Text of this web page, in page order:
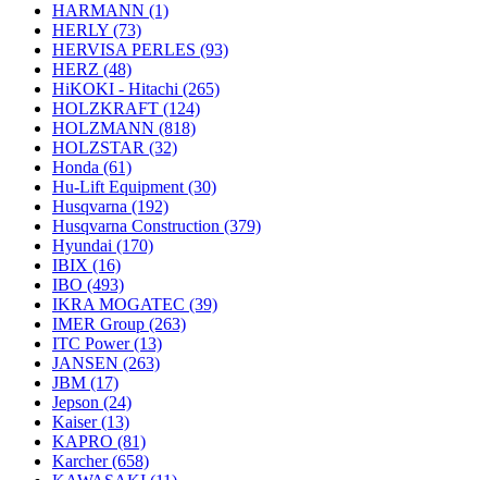
HARMANN (1)
HERLY (73)
HERVISA PERLES (93)
HERZ (48)
HiKOKI - Hitachi (265)
HOLZKRAFT (124)
HOLZMANN (818)
HOLZSTAR (32)
Honda (61)
Hu-Lift Equipment (30)
Husqvarna (192)
Husqvarna Construction (379)
Hyundai (170)
IBIX (16)
IBO (493)
IKRA MOGATEC (39)
IMER Group (263)
ITC Power(13)
JANSEN (263)
JBM (17)
Jepson (24)
Kaiser(13)
KAPRO (81)
Karcher(658)